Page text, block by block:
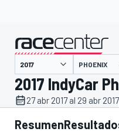
INDYCAR
PHOENIX
2017 IndyCar
27 abr 2017 al 29 abr 2017
Resumen